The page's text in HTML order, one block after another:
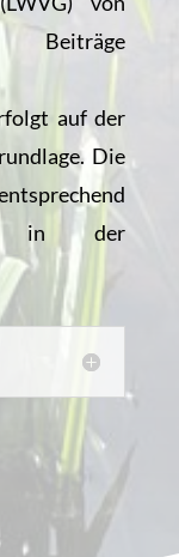
Beiträge
auf der
Die
in der